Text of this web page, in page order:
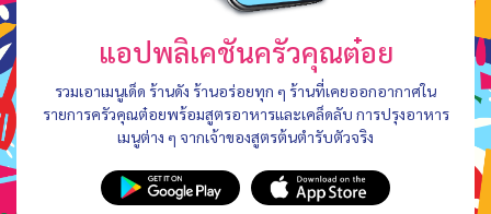
แอปพลิเคชันครัวคุณต๋อย
รวมเอาเมนูเด็ด ร้านดัง ร้านอร่อยทุก ๆ ร้านที่เคยออกอากาศใน
รายการครัวคุณต๋อยพร้อมสูตรอาหารและเคล็ดลับ การปรุงอาหาร
เมนูต่าง ๆ จากเจ้าของสูตรต้นตำรับตัวจริง